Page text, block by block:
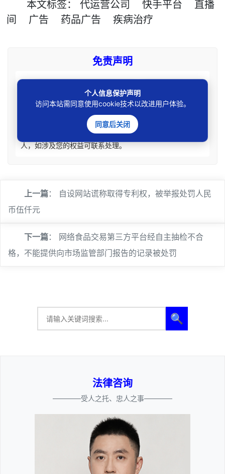
本文标签： 代运营公司 快手平台
直播
间
广告 药品广告 疾病治疗
免责声明
本站所刊资讯仅为学术观点交流，不构成任何形式法律
意见建议。法律适用存在地域、时效、个案等差异，请勿生
搬硬套处理具体个案纠纷，由此产生的一切法律后果皆由您
自担全责。如您有相关法律事务需要办理请联系咨询专业执
业律师获取针对性法律意见。本站刊载内容版权归原权利
人，如涉及您的权益可联系处理。
上一篇： 自设网站谎称取得专利权，被举报处罚人民
币伍仟元
下一篇： 网络食品交易第三方平台经自主抽检不合
格，不能提供向市场监管部门报告的记录被处罚
🔍
法律咨询
————受人之托、忠人之事————
个人信息保护声明
访问本站需同意使用cookie技术以改进用户体验。
同意后关闭